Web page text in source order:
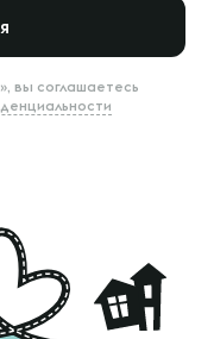
вы соглашаетесь